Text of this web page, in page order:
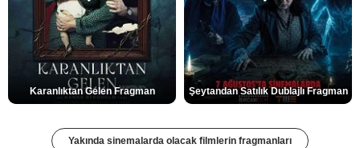
Karanlıktan Gelen Fragman Şeytandan Satılık Dublajlı Fragman
Yakında sinemalarda olacak filmlerin fragmanları